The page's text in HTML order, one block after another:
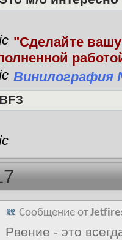
"Сделайте
Винилография
BF3
Сообщение от
Рвение - это